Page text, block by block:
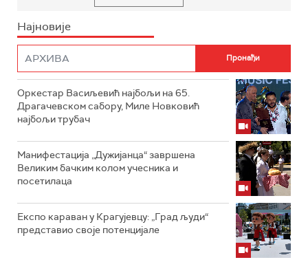
Најновије
Оркестар Васиљевић најбољи на 65.
Драгачевском сабору, Миле Новковић
најбољи трубач
Манифестација „Дужијанца“ завршена
Великим бачким колом учесника и
посетилаца
Експо караван у Крагујевцу: „Град људи“
представио своје потенцијале